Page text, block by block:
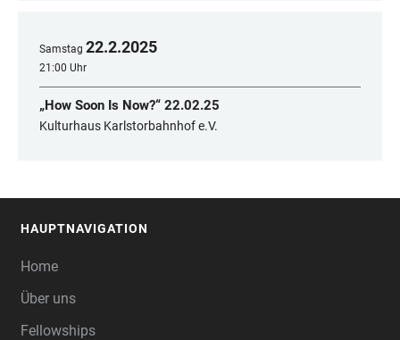
Samstag 22.2.2025
21:00 Uhr
„How Soon Is Now?“ 22.02.25
Kulturhaus Karlstorbahnhof e.V.
HAUPTNAVIGATION
Home
Über uns
Fellowships